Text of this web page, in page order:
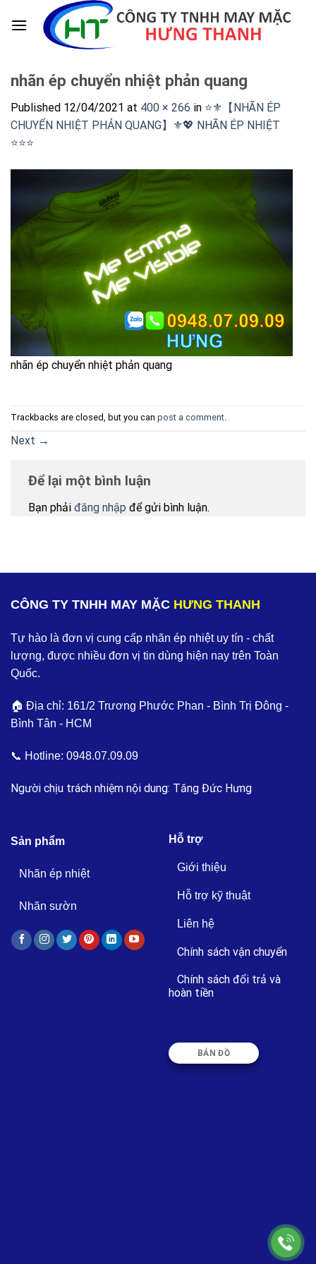
nhãn ép chuyển nhiệt phản quang
Published 12/04/2021 at 400 × 266 in ⭐️⚜️【NHÃN ÉP
CHUYỂN NHIỆT PHẢN QUANG】⚜️💖 NHÃN ÉP NHIỆT
⭐️⭐️⭐️
nhãn ép chuyển nhiệt phản quang
Trackbacks are closed, but you can post a comment.
Next →
Để lại một bình luận
Bạn phải đăng nhập để gửi bình luận.
CÔNG TY TNHH MAY MẶC HƯNG THANH
Tự hào là đơn vị cung cấp nhãn ép nhiệt uy tín - chất
lượng, được nhiều đơn vị tin dùng hiện nay trên Toàn
Quốc.
🏠 Địa chỉ: 161/2 Trương Phước Phan - Bình Trị Đông -
Bình Tân - HCM
📞 Hotline: 0948.07.09.09
Người chịu trách nhiệm nội dung: Tăng Đức Hưng
Sản phẩm
Nhãn ép nhiệt
Nhãn sườn
Hỗ trợ
Giới thiệu
Hỗ trợ kỹ thuật
Liên hệ
Chính sách vận chuyển
Chính sách đổi trả và
hoàn tiền
BẢN ĐỒ